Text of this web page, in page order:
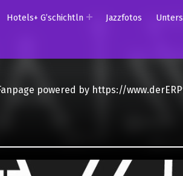
Hotels+ G’schichtln Jazzfotos
powered by https://